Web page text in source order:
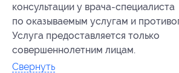
консультации у врача-специалиста
по оказываемым услугам и
Услуга предоставляется только
совершеннолетним лицам.
Свернуть